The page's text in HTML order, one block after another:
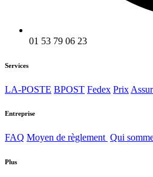
01 53 79 06 23
Services
LA-POSTE BPOST Fedex Prix
Entreprise
FAQ Moyen de règlement Qui
Plus